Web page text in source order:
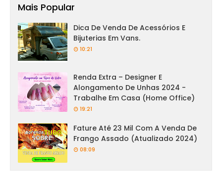
Mais Popular
Dica De Venda De Acessórios E
Bijuterias Em Vans.
10:21
Renda Extra – Designer E
Alongamento De Unhas 2024 -
Trabalhe Em Casa (Home Office)
19:21
Fature Até 23 Mil Com A Venda De
Frango Assado (Atualizado 2024)
08:09